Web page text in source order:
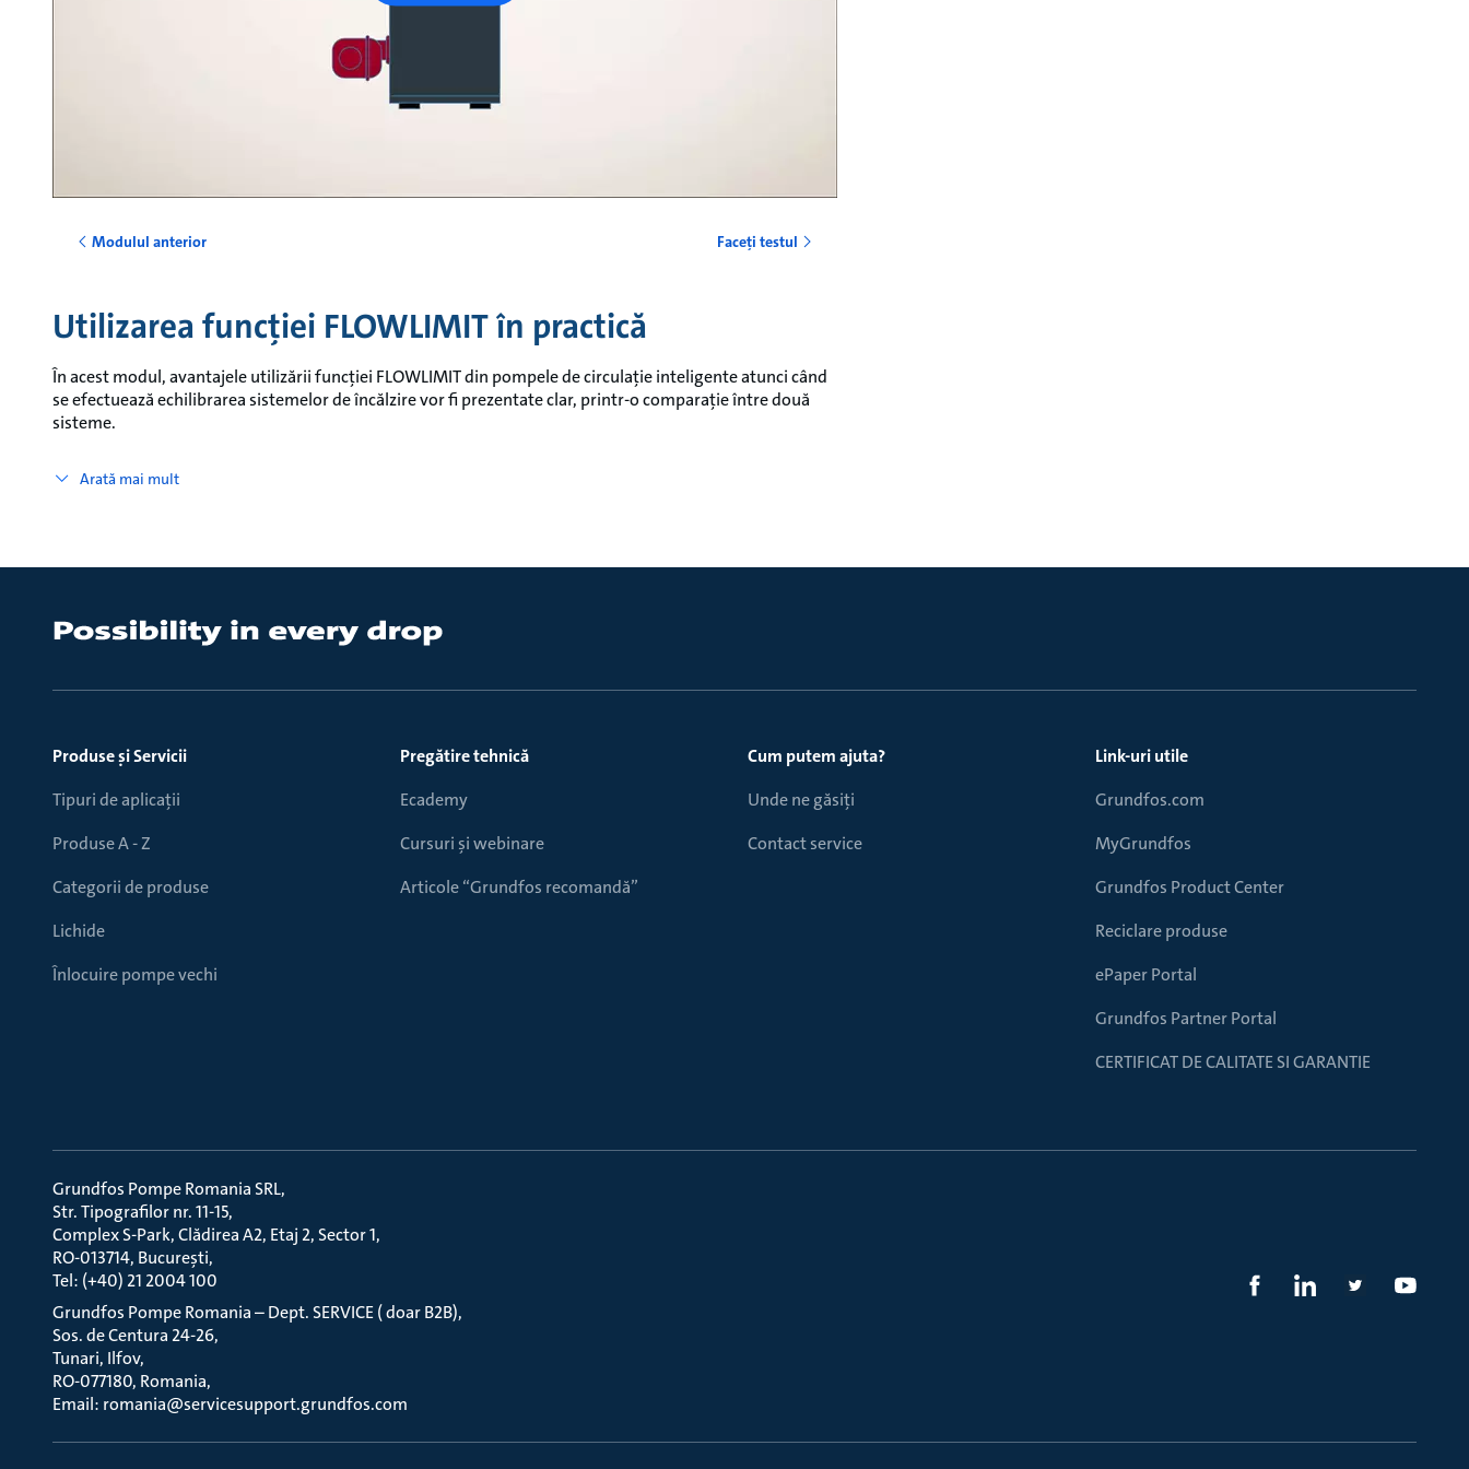
Modulul anterior Faceți testul
Utilizarea funcției FLOWLIMIT în practică
În acest modul, avantajele utilizării funcției FLOWLIMIT din pompele de circulație inteligente atunci când
se efectuează echilibrarea sistemelor de încălzire vor fi prezentate clar, printr-o comparație între două
sisteme.
Arată mai mult
Produse ṣi Servicii
Tipuri de aplicații
Produse A - Z
Categorii de produse
Lichide
Înlocuire pompe vechi
Pregătire tehnică
Ecademy
Cursuri și webinare
Articole “Grundfos recomandă”
Cum putem ajuta?
Unde ne găsiți
Contact service
Link-uri utile
Grundfos.com
MyGrundfos
Grundfos Product Center
Reciclare produse
ePaper Portal
Grundfos Partner Portal
CERTIFICAT DE CALITATE SI GARANTIE
Grundfos Pompe Romania SRL
Str. Tipografilor nr. 11-15
Complex S-Park, Clădirea A2, Etaj 2, Sector 1
RO-013714, București
Tel: (+40) 21 2004 100
Grundfos Pompe Romania – Dept. SERVICE ( doar B2B)
Sos. de Centura 24-26
Tunari, Ilfov
RO-077180, Romania
Email: romania@servicesupport.grundfos.com